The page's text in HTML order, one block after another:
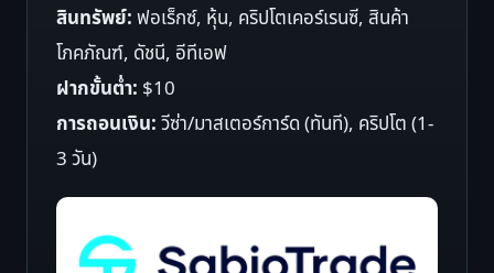
สินทรัพย์:ฟอเร็กซ์, หุ้น, คริปโตเคอร์เรนซี, สินค้า
โภคภัณฑ์, ดัชนี, อีทีเอฟ
ฝากขั้นต่ำ: $10
การถอนเงิน:วีซ่า/มาสเตอร์การ์ด (ทันที), คริปโต (1-
3 วัน)